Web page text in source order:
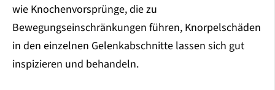
wie Knochenvorsprünge, die zu
Bewegungseinschränkungen führen, Knorpelschäden
in den einzelnen Gelenkabschnitte lassen sich gut
inspizieren und behandeln.